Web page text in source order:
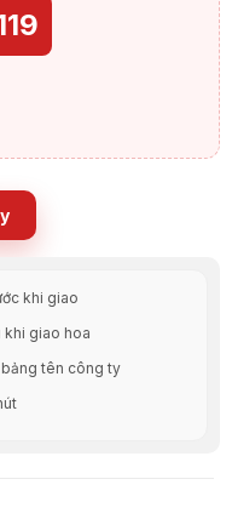
khi giao
khi giao hoa
tên công ty